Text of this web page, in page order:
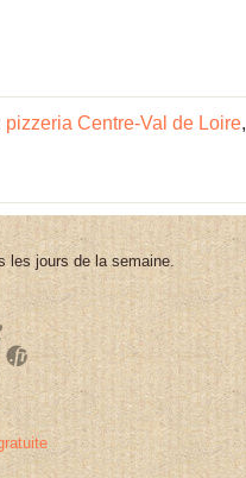
pizzeria Centre-Val de Loire,
les jours de la semaine.